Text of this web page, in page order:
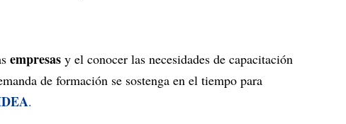
empresas y el conocer las necesidades de capacitación
de formación se sostenga en el tiempo para
.